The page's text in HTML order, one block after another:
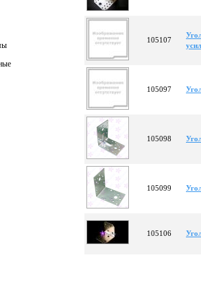
105107
105097
105098
105099
105106